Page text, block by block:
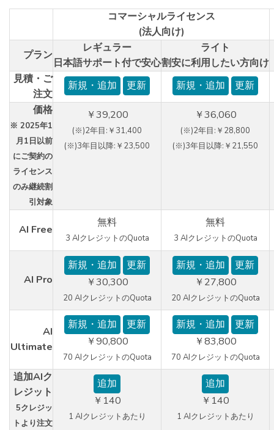
コマーシャルライセンス
(法人向け)
プラン
レギュラー
日本語サポート付で安心
ライト
割安に利用したい方向け
見積・ご
注文
新規・追加 更新 新規・追加
更新
価格
※ 2025年1
月1日以前
にご契約の
ライセンス
のみ継続割
引対象
￥39,200
(※)2年目:￥31,400
(※)3年目以降:￥23,500
￥36,060
(※)2年目:￥28,800
(※)3年目以降:￥21,550
AI Free
無料
3 AIクレジットのQuota
無料
3 AIクレジットのQuota
AI Pro
新規・追加
更新
￥30,300
20 AIクレジットのQuota
新規・追加
更新
￥27,800
20 AIクレジットのQuota
AI
Ultimate
新規・追加
更新
￥90,800
70 AIクレジットのQuota
新規・追加
更新
￥83,800
70 AIクレジットのQuota
追加AIク
レジット
5クレジッ
トより注文
追加
￥140
1 AIクレジットあたり
追加
￥140
1 AIクレジットあたり